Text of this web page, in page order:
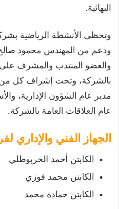
النهائية.
وتحظى الأنشطة الرياضية
ودعم من المهندس محمود
والعضو المنتدب والمشرف
بالشركة، وتحت إشراف كل من
مدير عام الشؤون الإدارية،
عام العلاقات العامة بالشركة.
الجهاز الفني والإداري
الكابتن أحمد الخربوطلي
الكابتن محمد فوزي
الكابتن حمادة محمد